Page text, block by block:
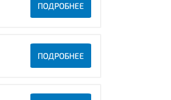
ПОДРОБНЕЕ
ПОДРОБНЕЕ